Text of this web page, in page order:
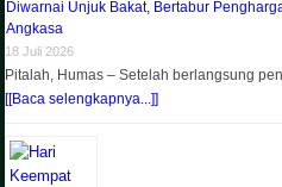
Diwarnai Unjuk Bakat, Bertabur
Angkasa
18 Juli 2026
Pitalah, Humas – Setelah berlangsung
[[Baca selengkapnya...]]